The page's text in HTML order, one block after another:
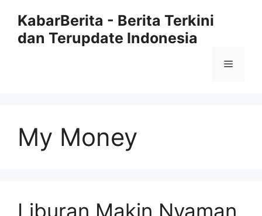
KabarBerita - Berita Terkini
dan Terupdate Indonesia
Menu
My Money
Liburan Makin Nyaman